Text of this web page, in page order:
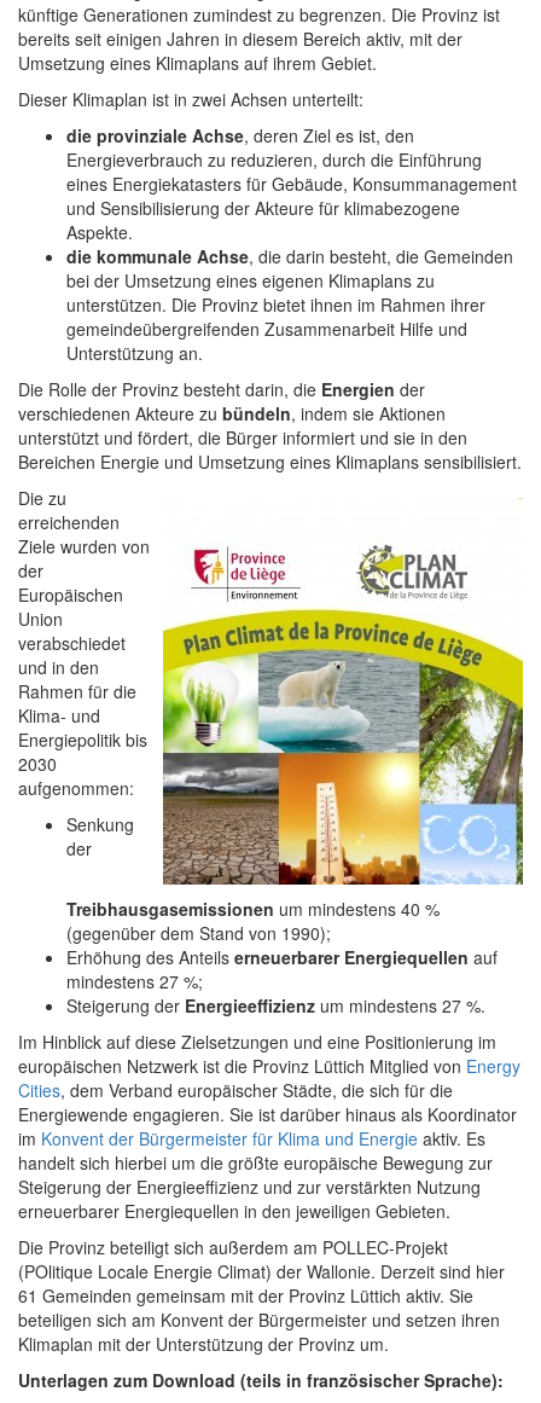
künftige Generationen zumindest zu begrenzen. Die Provinz ist
bereits seit einigen Jahren in diesem Bereich aktiv, mit der
Umsetzung eines Klimaplans auf ihrem Gebiet.
Dieser Klimaplan ist in zwei Achsen unterteilt:
die provinziale Achse, deren Ziel es ist, den
Energieverbrauch zu reduzieren, durch die Einführung
eines Energiekatasters für Gebäude, Konsummanagement
und Sensibilisierung der Akteure für klimabezogene
Aspekte.
die kommunale Achse, die darin besteht, die Gemeinden
bei der Umsetzung eines eigenen Klimaplans zu
unterstützen. Die Provinz bietet ihnen im Rahmen ihrer
gemeindeübergreifenden Zusammenarbeit Hilfe und
Unterstützung an.
Die Rolle der Provinz besteht darin, die Energien der
verschiedenen Akteure zu bündeln, indem sie Aktionen
unterstützt und fördert, die Bürger informiert und sie in den
Bereichen Energie und Umsetzung eines Klimaplans sensibilisiert.
Die zu
erreichenden
Ziele wurden von
der
Europäischen
Union
verabschiedet
und in den
Rahmen für die
Klima- und
Energiepolitik bis
2030
aufgenommen:
Senkung
der
Treibhausgasemissionen um mindestens 40 %
(gegenüber dem Stand von 1990);
Erhöhung des Anteils erneuerbarer Energiequellen auf
mindestens 27 %;
Steigerung der Energieeffizienz um mindestens 27 %.
Im Hinblick auf diese Zielsetzungen und eine Positionierung im
europäischen Netzwerk ist die Provinz Lüttich Mitglied von Energy
Cities, dem Verband europäischer Städte, die sich für die
Energiewende engagieren. Sie ist darüber hinaus als Koordinator
im Konvent der Bürgermeister für Klima und Energie aktiv. Es
handelt sich hierbei um die größte europäische Bewegung zur
Steigerung der Energieeffizienz und zur verstärkten Nutzung
erneuerbarer Energiequellen in den jeweiligen Gebieten.
Die Provinz beteiligt sich außerdem am POLLEC-Projekt
(POlitique Locale Energie Climat) der Wallonie. Derzeit sind hier
61 Gemeinden gemeinsam mit der Provinz Lüttich aktiv. Sie
beteiligen sich am Konvent der Bürgermeister und setzen ihren
Klimaplan mit der Unterstützung der Provinz um.
Unterlagen zum Download (teils in französischer Sprache):